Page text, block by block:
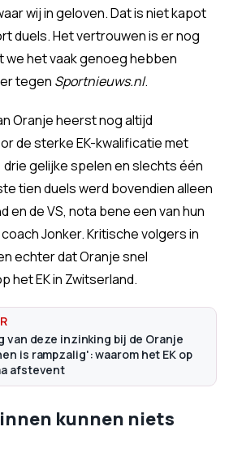
wij in geloven. Dat is niet kapot
duels. Het vertrouwen is er nog
we het vaak genoeg hebben
tegen Sportnieuws.nl.
Oranje heerst nog altijd
de sterke EK-kwalificatie met
gelijke spelen en slechts één
tien duels werd bovendien alleen
en de VS, nota bene een van hun
Jonker. Kritische volgers in
echter dat Oranje snel
het EK in Zwitserland.
van deze inzinking bij de Oranje
is rampzalig': waarom het EK op
afstevent
kunnen niets